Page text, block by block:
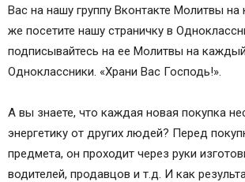
Вас на нашу группу Вконтакте Молитвы
же посетите нашу страничку в
подписывайтесь на ее Молитвы на
Одноклассники. «Храни Вас Господь!».
А вы знаете, что каждая новая покупка
энергетику от других людей? Перед
предмета, он проходит через руки
водителей, продавцов и т.д. И как